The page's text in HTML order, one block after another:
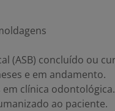
(ASB) concluído ou
e em andamento.
clínica odontológica.
ao paciente.